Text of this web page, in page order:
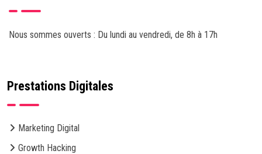
Nous sommes ouverts : Du lundi au vendredi, de 8h à 17h
Prestations Digitales
Marketing Digital
Growth Hacking